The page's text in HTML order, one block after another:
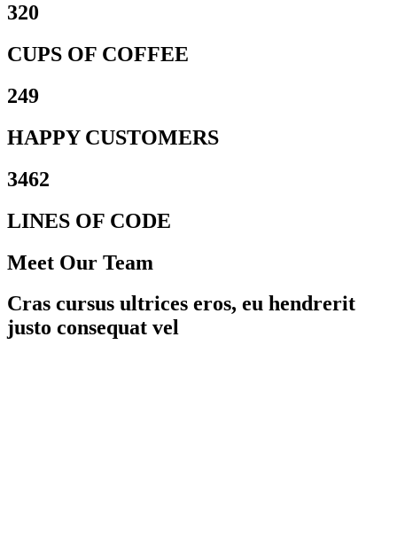
320
CUPS OF COFFEE
249
HAPPY CUSTOMERS
3462
LINES OF CODE
Meet Our Team
Cras cursus ultrices eros, eu hendrerit
justo consequat vel